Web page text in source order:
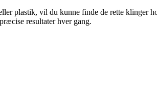
plastik, vil du kunne finde de rette klinger
resultater hver gang.